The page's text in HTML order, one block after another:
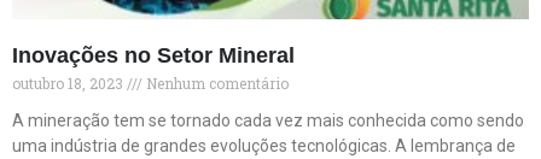
Inovações no Setor Mineral
outubro 18, 2023
Nenhum comentário
A mineração tem se tornado cada vez mais conhecida como sendo
uma indústria de grandes evoluções tecnológicas. A lembrança de